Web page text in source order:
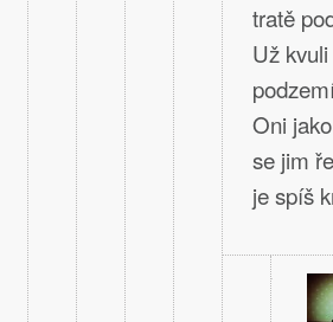
tratě
Už
Oni
se jim
je spíš